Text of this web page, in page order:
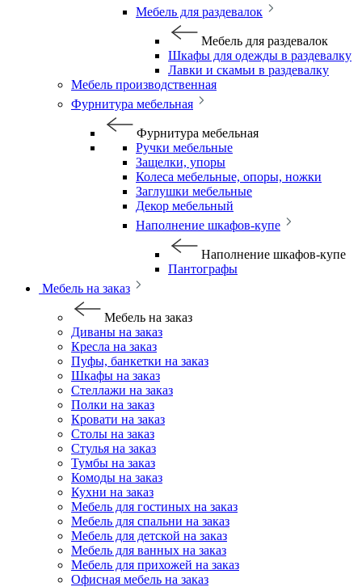
Мебель для раздевалок
Мебель для раздевалок
Шкафы для одежды в раздевалку
Лавки и скамьи в раздевалку
Мебель производственная
Фурнитура мебельная
Фурнитура мебельная
Ручки мебельные
Защелки, упоры
Колеса мебельные, опоры, ножки
Заглушки мебельные
Декор мебельный
Наполнение шкафов-купе
Наполнение шкафов-купе
Пантографы
Мебель на заказ
Мебель на заказ
Диваны на заказ
Кресла на заказ
Пуфы, банкетки на заказ
Шкафы на заказ
Стеллажи на заказ
Полки на заказ
Кровати на заказ
Столы на заказ
Стулья на заказ
Тумбы на заказ
Комоды на заказ
Кухни на заказ
Мебель для гостиных на заказ
Мебель для спальни на заказ
Мебель для детской на заказ
Мебель для ванных на заказ
Мебель для прихожей на заказ
Офисная мебель на заказ